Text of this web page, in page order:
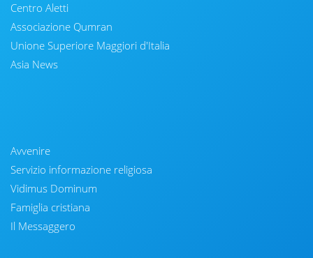
Centro Aletti
Associazione Qumran
Unione Superiore Maggiori d'Italia
Asia News
Avvenire
Servizio informazione religiosa
Vidimus Dominum
Famiglia cristiana
Il Messaggero